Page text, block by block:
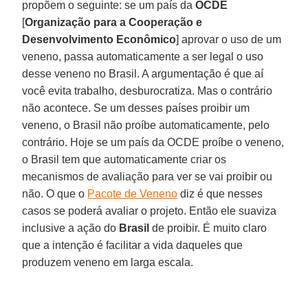
propõem o seguinte: se um país daOCDE
[Organização para a Cooperação e
Desenvolvimento Econômico] aprovar o uso de um
veneno, passa automaticamente a ser legal o uso
desse veneno no Brasil. A argumentação é que aí
você evita trabalho, desburocratiza. Mas o contrário
não acontece. Se um desses países proibir um
veneno, o Brasil não proíbe automaticamente, pelo
contrário. Hoje se um país da OCDE proíbe o veneno,
o Brasil tem que automaticamente criar os
mecanismos de avaliação para ver se vai proibir ou
não. O que o Pacote de Veneno diz é que nesses
casos se poderá avaliar o projeto. Então ele suaviza
inclusive a ação do Brasil de proibir. É muito claro
que a intenção é facilitar a vida daqueles que
produzem veneno em larga escala.